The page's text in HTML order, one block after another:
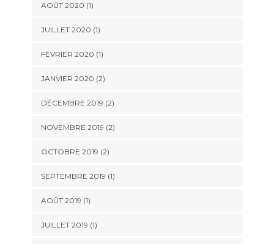
AOÛT 2020 (1)
JUILLET 2020 (1)
FÉVRIER 2020 (1)
JANVIER 2020 (2)
DÉCEMBRE 2019 (2)
NOVEMBRE 2019 (2)
OCTOBRE 2019 (2)
SEPTEMBRE 2019 (1)
AOÛT 2019 (1)
JUILLET 2019 (1)